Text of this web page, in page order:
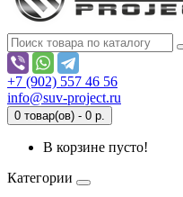
+7 (902) 557 46 56
info@suv-project.ru
0 товар(ов) - 0 р.
В корзине пусто!
Категории